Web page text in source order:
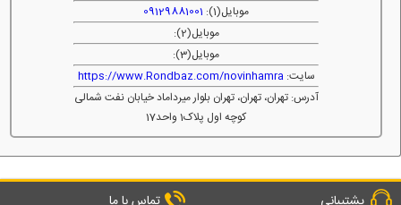
موبایل(1):
09129881001
موبایل(2):
موبایل(3):
سایت: https://www.Rondbaz.com/novinhamra
آدرس: تهران، تهران، تهران بلوار میرداماد خیابان نفت شمالی
کوچه اول پلاک1 واحد17